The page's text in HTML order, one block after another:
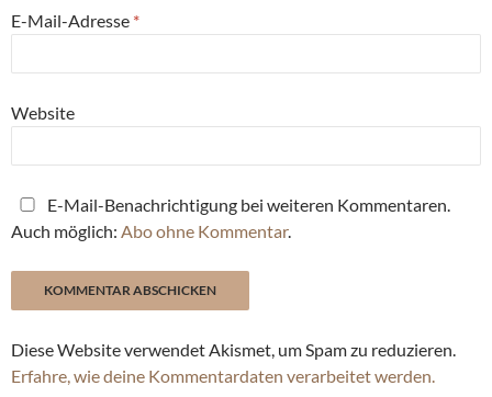
E-Mail-Adresse *
Website
E-Mail-Benachrichtigung bei weiteren Kommentaren.
Auch möglich: Abo ohne Kommentar.
Diese Website verwendet Akismet, um Spam zu reduzieren.
Erfahre, wie deine Kommentardaten verarbeitet werden.